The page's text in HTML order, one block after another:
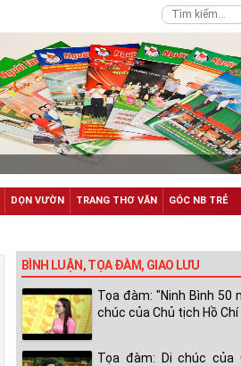
DỌN VƯỜN TRANG THƠ VĂN GÓC NB TRẺ
BÌNH LUẬN, TỌA ĐÀM, GIAO LƯU
Tọa đàm: "Ninh Bình 50
chúc của Chủ tịch Hồ Chí
Tọa đàm: Di chúc của